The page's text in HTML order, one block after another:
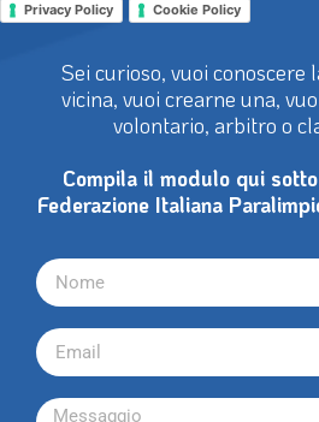
Privacy Policy Cookie Policy
Sei curioso, vuoi conoscere
vicina, vuoi crearne una,
volontario, arbitro o
Compila il modulo qui
Federazione Italiana